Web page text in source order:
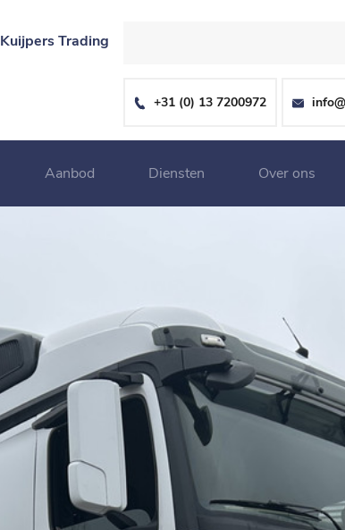
Kuijpers Trading
+31 (0) 13 7200972
Aanbod Diensten Over ons